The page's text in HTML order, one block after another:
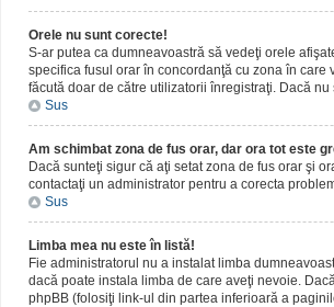
Orele nu sunt corecte!
S-ar putea ca dumneavoastră să vedeţi orele
specifica fusul orar în concordanţă cu zona în care
făcută doar de către utilizatorii înregistraţi. Dacă
Sus
Am schimbat zona de fus orar, dar ora tot este
Dacă sunteţi sigur că aţi setat zona de fus orar şi
contactaţi un administrator pentru a corecta
Sus
Limba mea nu este în listă!
Fie administratorul nu a instalat limba
dacă poate instala limba de care aveţi nevoie.
phpBB (folosiţi link-ul din partea inferioară a